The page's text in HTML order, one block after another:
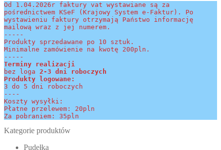
Od 1.04.2026r faktury vat wystawiane są za
pośrednictwem KSeF (Krajowy System e-Faktur). Po
wystawieniu faktury otrzymają Państwo informację
mailową wraz z jej numerem.
-----
Produkty sprzedawane po 10 sztuk.
Minimalne zamówienie na kwotę 200pln.
-----
Terminy realizacji
bez loga 2-3 dni roboczych
Produkty logowane:
3 do 5 dni roboczych
----
Koszty wysyłki:
Płatne przelewem: 20pln
Za pobraniem: 35pln
Kategorie produktów
Pudełka